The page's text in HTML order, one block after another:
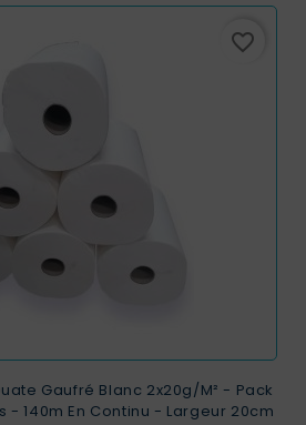
favorite_border
Gaufré Blanc 2x20g/m² - Pack
- 140m En Continu - Largeur 20cm